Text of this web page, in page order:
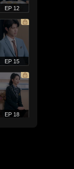
EP 12
EP 15
EP 18